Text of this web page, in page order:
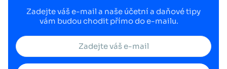
Zadejte váš e-mail a naše účetní a daňové tipy
vám budou chodit přímo do e-mailu.